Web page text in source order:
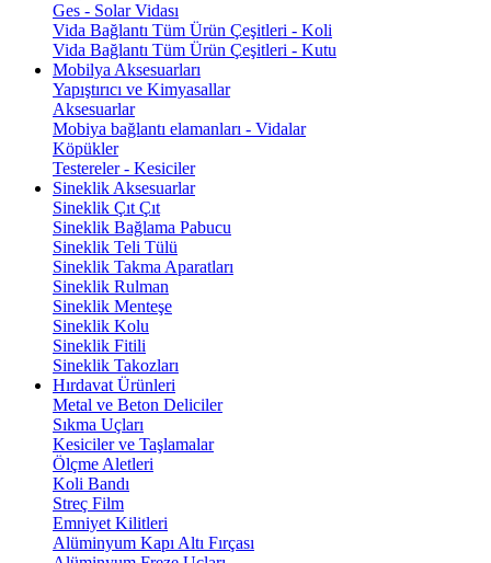
Ges - Solar Vidası
Vida Bağlantı Tüm Ürün Çeşitleri - Koli
Vida Bağlantı Tüm Ürün Çeşitleri - Kutu
Mobilya Aksesuarları
Yapıştırıcı ve Kimyasallar
Aksesuarlar
Mobiya bağlantı elamanları - Vidalar
Köpükler
Testereler - Kesiciler
Sineklik Aksesuarlar
Sineklik Çıt Çıt
Sineklik Bağlama Pabucu
Sineklik Teli Tülü
Sineklik Takma Aparatları
Sineklik Rulman
Sineklik Menteşe
Sineklik Kolu
Sineklik Fitili
Sineklik Takozları
Hırdavat Ürünleri
Metal ve Beton Deliciler
Sıkma Uçları
Kesiciler ve Taşlamalar
Ölçme Aletleri
Koli Bandı
Streç Film
Emniyet Kilitleri
Alüminyum Kapı Altı Fırçası